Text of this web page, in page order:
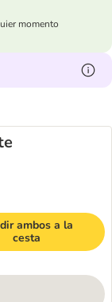
momento
ambos a la
cesta